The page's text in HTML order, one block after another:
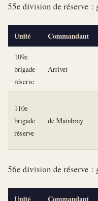
55e division de réserve :
Unité Commandant
109e
brigade
réserve
Arrivet
110e
brigade
réserve
de Mainbray
56e division de réserve :
Unité Commandant